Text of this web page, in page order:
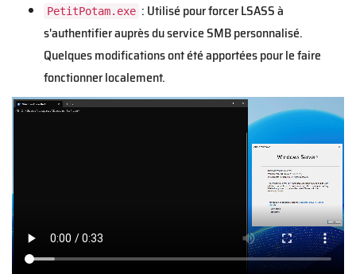
PetitPotam.exe : Utilisé pour forcer LSASS à
s'authentifier auprès du service SMB personnalisé.
Quelques modifications ont été apportées pour le faire
fonctionner localement.
V
o
f
i
l